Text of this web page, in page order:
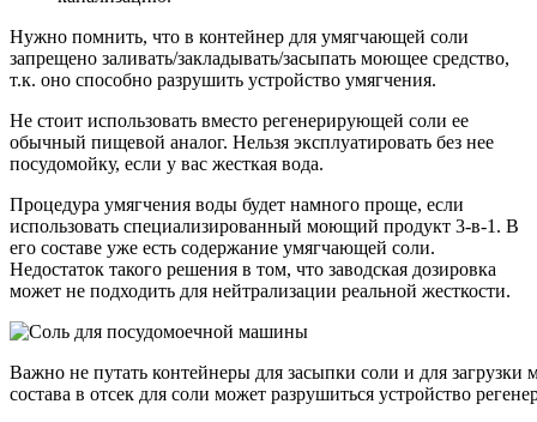
Нужно помнить, что в контейнер для умягчающей соли
запрещено заливать/закладывать/засыпать моющее средство,
т.к. оно способно разрушить устройство умягчения.
Не стоит использовать вместо регенерирующей соли ее
обычный пищевой аналог. Нельзя эксплуатировать без нее
посудомойку, если у вас жесткая вода.
Процедура умягчения воды будет намного проще, если
использовать специализированный моющий продукт 3-в-1. В
его составе уже есть содержание умягчающей соли.
Недостаток такого решения в том, что заводская дозировка
может не подходить для нейтрализации реальной жесткости.
Важно не путать контейнеры для засыпки соли и для
состава в отсек для соли может разрушиться устройство